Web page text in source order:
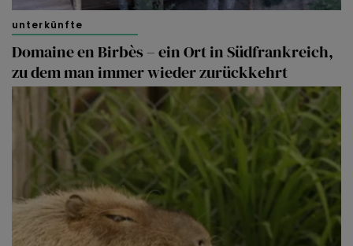
unterkünfte
Domaine en Birbès – ein Ort in Südfrankreich,
zu dem man immer wieder zurückkehrt